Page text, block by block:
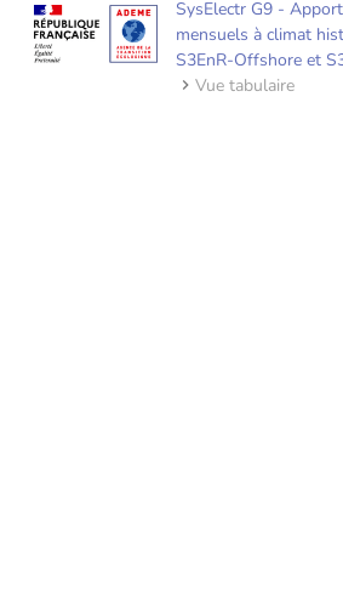
SysElectr G9 -
mensuels à climat
S3EnR-Offshore et
Vue tabulaire